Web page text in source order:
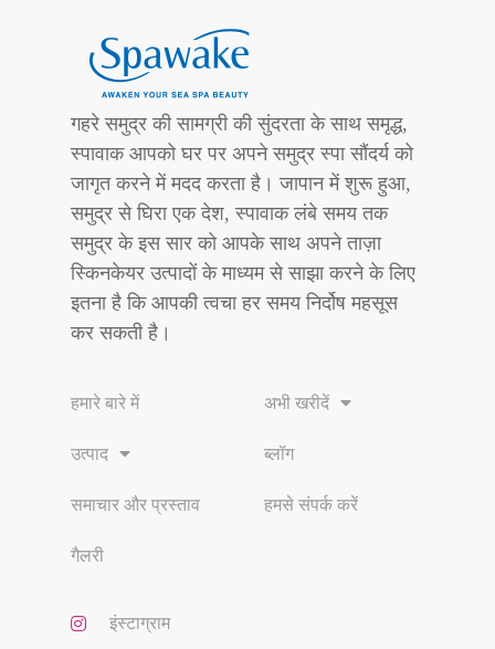
गहरे समुद्र की सामग्री की सुंदरता के साथ समृद्ध,
स्पावाक आपको घर पर अपने समुद्र स्पा सौंदर्य को
जागृत करने में मदद करता है। जापान में शुरू हुआ,
समुद्र से घिरा एक देश, स्पावाक लंबे समय तक
समुद्र के इस सार को आपके साथ अपने ताज़ा
स्किनकेयर उत्पादों के माध्यम से साझा करने के लिए
इतना है कि आपकी त्वचा हर समय निर्दोष महसूस
कर सकती है।
हमारे बारे में
उत्पाद
समाचार और प्रस्ताव
गैलरी
अभी खरीदें
ब्लॉग
हमसे संपर्क करें
इंस्टाग्राम